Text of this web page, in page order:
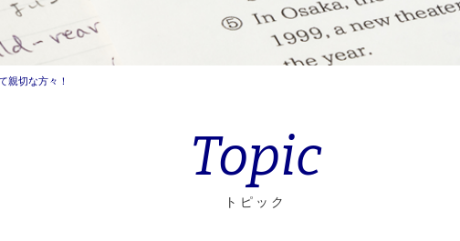
親切な方々！
Topic
トピック